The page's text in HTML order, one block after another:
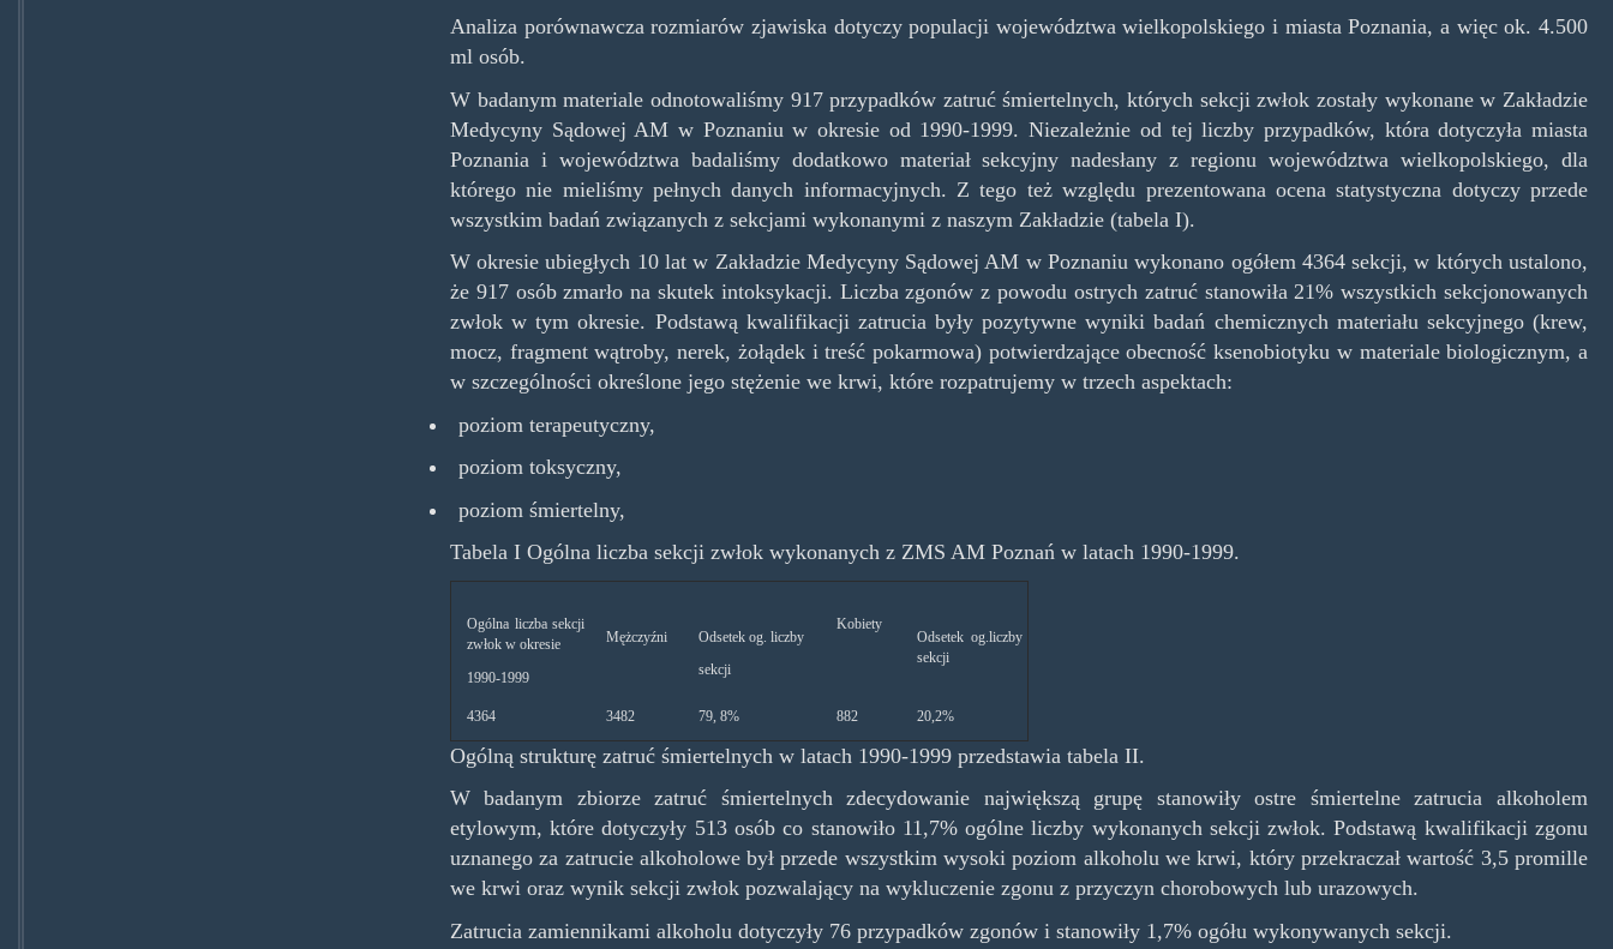
Analiza porównawcza rozmiarów zjawiska dotyczy populacji województwa wielkopolskiego i miasta Poznania, a więc ok. 4.500
ml osób.
W badanym materiale odnotowaliśmy 917 przypadków zatruć śmiertelnych, których sekcji zwłok zostały wykonane w Zakładzie
Medycyny Sądowej AM w Poznaniu w okresie od 1990-1999. Niezależnie od tej liczby przypadków, która dotyczyła miasta
Poznania i województwa badaliśmy dodatkowo materiał sekcyjny nadesłany z regionu województwa wielkopolskiego, dla
którego nie mieliśmy pełnych danych informacyjnych. Z tego też względu prezentowana ocena statystyczna dotyczy przede
wszystkim badań związanych z sekcjami wykonanymi z naszym Zakładzie (tabela I).
W okresie ubiegłych 10 lat w Zakładzie Medycyny Sądowej AM w Poznaniu wykonano ogółem 4364 sekcji, w których ustalono,
że 917 osób zmarło na skutek intoksykacji. Liczba zgonów z powodu ostrych zatruć stanowiła 21% wszystkich sekcjonowanych
zwłok w tym okresie. Podstawą kwalifikacji zatrucia były pozytywne wyniki badań chemicznych materiału sekcyjnego (krew,
mocz, fragment wątroby, nerek, żołądek i treść pokarmowa) potwierdzające obecność ksenobiotyku w materiale biologicznym, a
w szczególności określone jego stężenie we krwi, które rozpatrujemy w trzech aspektach:
poziom terapeutyczny,
poziom toksyczny,
poziom śmiertelny,
Tabela I Ogólna liczba sekcji zwłok wykonanych z ZMS AM Poznań w latach 1990-1999.
Ogólna liczba sekcji
zwłok w okresie
1990-1999
Mężczyźni
Odsetek og. liczby
sekcji
Kobiety
Odsetek og.liczby
sekcji
4364 3482 79, 8% 882 20,2%
Ogólną strukturę zatruć śmiertelnych w latach 1990-1999 przedstawia tabela II.
W badanym zbiorze zatruć śmiertelnych zdecydowanie największą grupę stanowiły ostre śmiertelne zatrucia alkoholem
etylowym, które dotyczyły 513 osób co stanowiło 11,7% ogólne liczby wykonanych sekcji zwłok. Podstawą kwalifikacji zgonu
uznanego za zatrucie alkoholowe był przede wszystkim wysoki poziom alkoholu we krwi, który przekraczał wartość 3,5 promille
we krwi oraz wynik sekcji zwłok pozwalający na wykluczenie zgonu z przyczyn chorobowych lub urazowych.
Zatrucia zamiennikami alkoholu dotyczyły 76 przypadków zgonów i stanowiły 1,7% ogółu wykonywanych sekcji.